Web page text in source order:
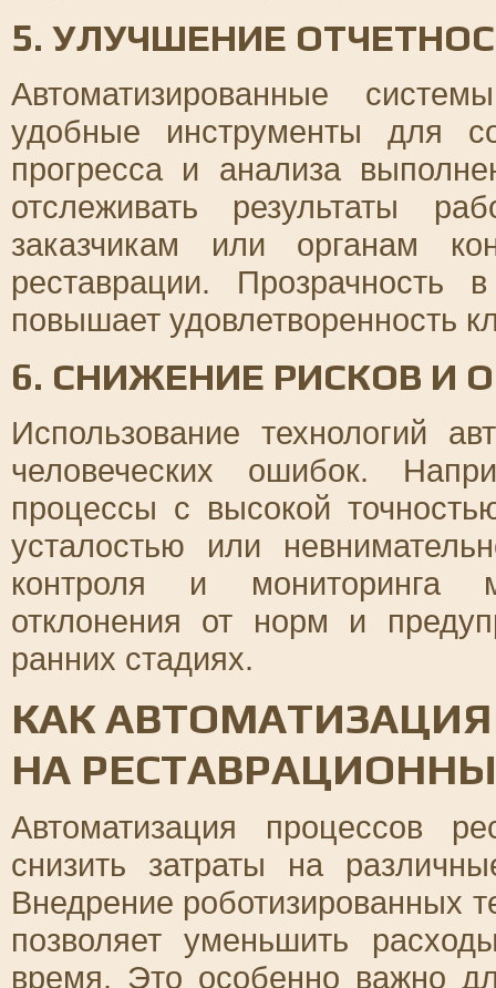
5. УЛУЧШЕНИЕ
Автоматизированные
удобные инструменты для
прогресса и анализа
отслеживать результаты
заказчикам или органам
реставрации.
повышает удовлетворенность
6. СНИЖЕНИЕ РИСКОВ И
Использование технологий
человеческих ошибок.
процессы с высокой
усталостью или
контроля и мониторинга
отклонения от норм и
ранних стадиях.
КАК
НА
Автоматизация процессов
снизить затраты на
Внедрение роботизированных
позволяет уменьшить
время. Это особенно важно